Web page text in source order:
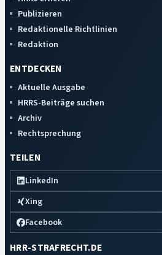
Publizieren
Redaktionelle Richtlinien
Redaktion
ENTDECKEN
Aktuelle Ausgabe
HRRS-Beiträge suchen
Archiv
Rechtsprechung
TEILEN
LinkedIn
Xing
Facebook
HRR-STRAFRECHT.DE